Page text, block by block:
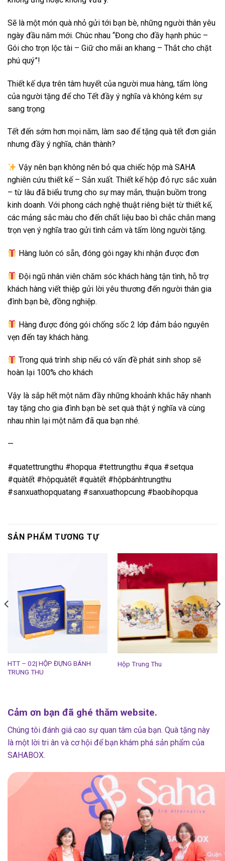
Sẽ là một món quà nhỏ gửi tới bạn bè, những người thân yêu
ngày đầu năm mới. Chúc nhau “Đong cho đầy hạnh phúc –
Gói cho trọn lộc tài – Giữ cho mãi an khang – Thắt cho chặt
phú quý”!
Thiết kế dựa trên tâm huyết của người mua hàng, tấm lòng
của người tặng để cho Tết đầy ý nghĩa và không kém sự
sang trọng
Tết đến sớm hơn mọi năm, làm sao để tặng quà tết đơn giản
nhưng đầy ý nghĩa, chân thành?
Vậy nên bạn không nên bỏ qua chiếc hộp mà SAHA
nghiên cứu thiết kế – Sản xuất. Thiết kế hộp đỏ rực sắc xuân
– từ lâu đã biểu trưng cho sự may mắn, thuận buồm trong
kinh doanh. Với phong cách nghệ thuật riêng biệt từ thiết kế,
các mảng sắc màu cho đến chất liệu bao bì chắc chắn mang
trọn vẹn ý nghĩa trao gửi tình cảm và tấm lòng người tặng.
Hàng luôn có sẵn, đóng gói ngay khi nhận được đơn
Đội ngũ nhân viên chăm sóc khách hàng tận tình, hỗ trợ
khách hàng viết thiệp gửi lời yêu thương đến người thân gia
đình bạn bè, đồng nghiệp.
Hàng được đóng gói chống sốc 2 lớp đảm bảo nguyên
vẹn đến tay khách hàng.
Trong quá trình ship nếu có vấn đề phát sinh shop sẽ
hoàn lại 100% cho khách
Vậy là sắp hết một năm đầy những khoảnh khắc hãy nhanh
tay tặng cho gia đình bạn bè set quà thật ý nghĩa và cùng
nhau nhìn lại một năm đã qua bạn nhé.
—
#quatettrungthu #hopqua #tettrungthu #qua #setqua
#quàtết #hộpquàtết #quàtết #hộpbánhtrungthu
#sanxuathopquatang #sanxuathopcung #baobihopqua
SẢN PHẨM TƯƠNG TỰ
HTT – 02| HỘP ĐỰNG BÁNH
TRUNG THU
Hộp Trung Thu
Cảm ơn bạn đã ghé thăm website.
Chúng tôi đánh giá cao sự quan tâm của bạn. Quà tặng này
là một lời tri ân và cơ hội để bạn khám phá sản phẩm của
SAHABOX.